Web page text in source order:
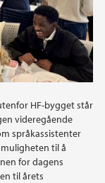
HF-bygget står
videregående
språkassistenter
til å
for dagens
til årets